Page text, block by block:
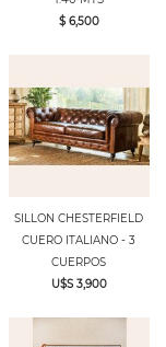
$ 6,500
SILLON CHESTERFIELD
CUERO ITALIANO - 3
CUERPOS
U$S 3,900